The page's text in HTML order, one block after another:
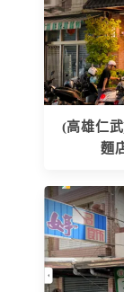
(高雄仁
麵